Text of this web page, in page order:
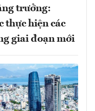
trưởng:
thực hiện các
giai đoạn mới